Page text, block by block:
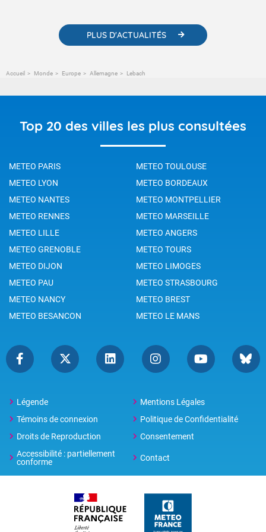
PLUS D'ACTUALITÉS
Accueil Monde Europe Allemagne Lebach
Top 20 des villes les plus consultées
METEO PARIS
METEO TOULOUSE
METEO LYON
METEO BORDEAUX
METEO NANTES
METEO MONTPELLIER
METEO RENNES
METEO MARSEILLE
METEO LILLE
METEO ANGERS
METEO GRENOBLE
METEO TOURS
METEO DIJON
METEO LIMOGES
METEO PAU
METEO STRASBOURG
METEO NANCY
METEO BREST
METEO BESANCON
METEO LE MANS
Légende
Mentions Légales
Témoins de connexion
Politique de Confidentialité
Droits de Reproduction
Consentement
Accessibilité : partiellement
conforme
Contact